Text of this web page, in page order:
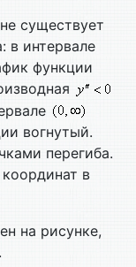
существует
в интервале
функции
вогнутый.
перегиба.
в
на рисунке,